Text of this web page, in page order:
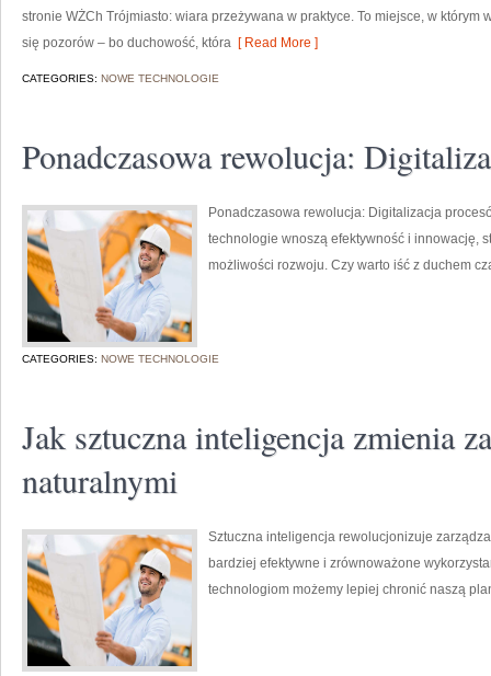
stronie WŻCh Trójmiasto: wiara przeżywana w praktyce. To miejsce, w
się pozorów – bo duchowość, która [ Read More ]
CATEGORIES: NOWE TECHNOLOGIE
Ponadczasowa rewolucja:
Ponadczasowa rewolucja: Digitalizacja
technologie wnoszą efektywność i innowację,
możliwości rozwoju. Czy warto iść z duchem
CATEGORIES: NOWE TECHNOLOGIE
Jak sztuczna inteligencja zmienia
naturalnymi
Sztuczna inteligencja rewolucjonizuje
bardziej efektywne i zrównoważone
technologiom możemy lepiej chronić naszą